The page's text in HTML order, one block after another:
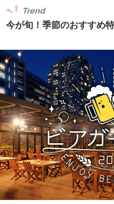
今が旬！季節のおすすめ
Trend